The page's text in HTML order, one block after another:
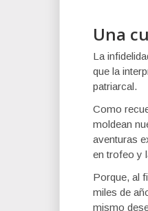
Una
La
que la
patriarcal.
Como
moldean
aventuras
en trofeo y
Porque, al
miles de
mismo